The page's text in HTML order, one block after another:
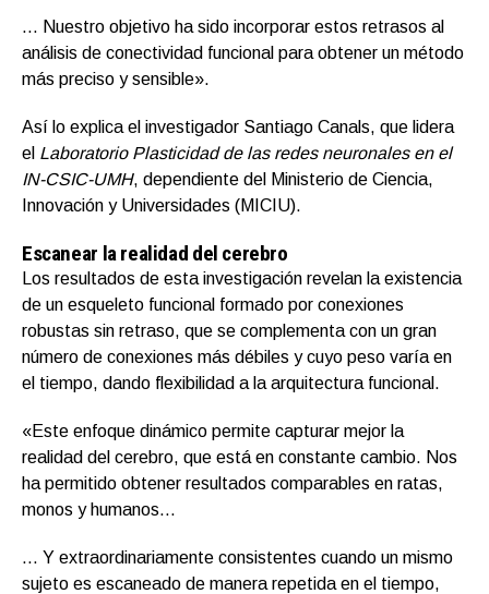
… Nuestro objetivo ha sido incorporar estos retrasos al
análisis de conectividad funcional para obtener un método
más preciso y sensible».
Así lo explica el investigador Santiago Canals, que lidera
el Laboratorio Plasticidad de las redes neuronales en el
IN-CSIC-UMH, dependiente del Ministerio de Ciencia,
Innovación y Universidades (MICIU).
Escanear la realidad del cerebro
Los resultados de esta investigación revelan la existencia
de un esqueleto funcional formado por conexiones
robustas sin retraso, que se complementa con un gran
número de conexiones más débiles y cuyo peso varía en
el tiempo, dando flexibilidad a la arquitectura funcional.
«Este enfoque dinámico permite capturar mejor la
realidad del cerebro, que está en constante cambio. Nos
ha permitido obtener resultados comparables en ratas,
monos y humanos…
… Y extraordinariamente consistentes cuando un mismo
sujeto es escaneado de manera repetida en el tiempo,